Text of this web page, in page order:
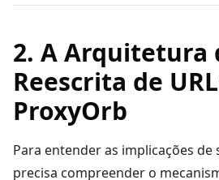
2. A Arquitetura
Reescrita de
ProxyOrb
Para entender as implicações de
precisa compreender o